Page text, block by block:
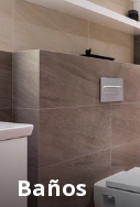
Baños